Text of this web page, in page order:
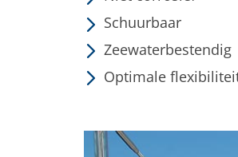
Schuurbaar
Zeewaterbestendig
Optimale